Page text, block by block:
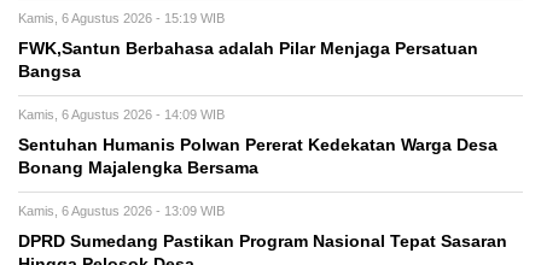
Kamis, 6 Agustus 2026 - 15:19 WIB
FWK,Santun Berbahasa adalah Pilar Menjaga Persatuan
Bangsa
Kamis, 6 Agustus 2026 - 14:09 WIB
Sentuhan Humanis Polwan Pererat Kedekatan Warga Desa
Bonang Majalengka Bersama
Kamis, 6 Agustus 2026 - 13:09 WIB
DPRD Sumedang Pastikan Program Nasional Tepat Sasaran